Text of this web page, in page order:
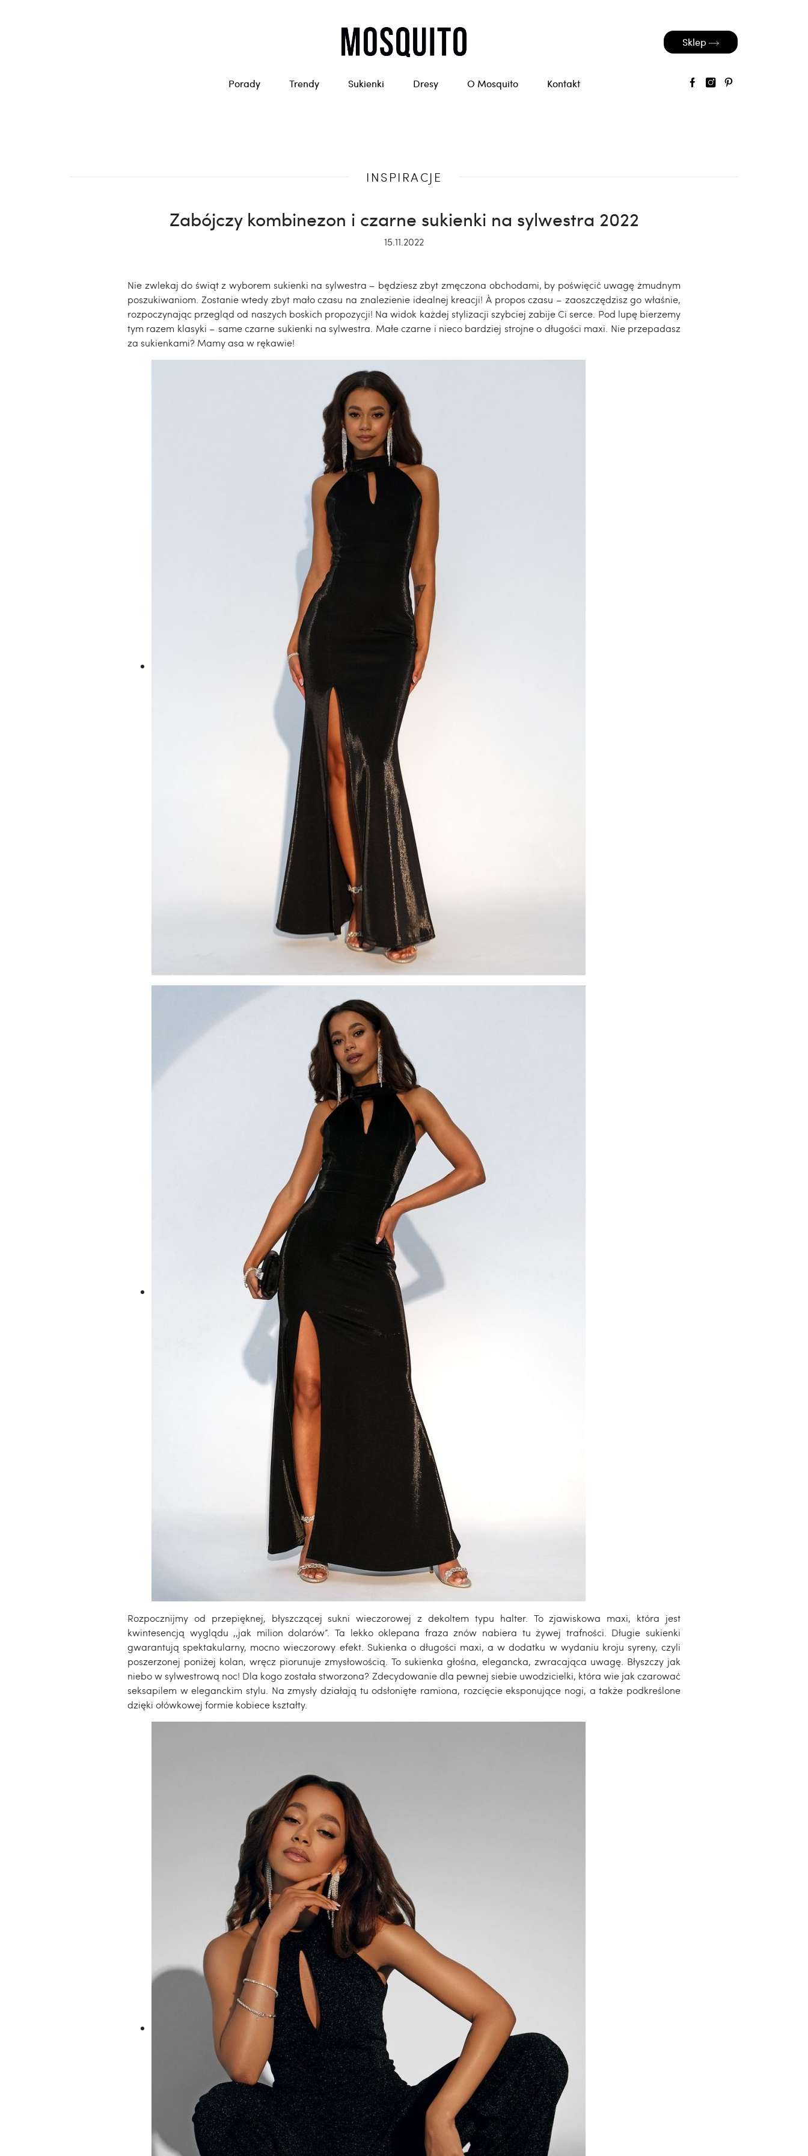
Sklep
Porady Trendy Sukienki Dresy O Mosquito Kontakt
INSPIRACJE
Zabójczy kombinezon i czarne sukienki na sylwestra 2022
15.11.2022
Nie zwlekaj do świąt z wyborem sukienki na sylwestra – będziesz zbyt zmęczona obchodami, by poświęcić uwagę żmudnym
poszukiwaniom. Zostanie wtedy zbyt mało czasu na znalezienie idealnej kreacji! À propos czasu – zaoszczędzisz go właśnie,
rozpoczynając przegląd od naszych boskich propozycji! Na widok każdej stylizacji szybciej zabije Ci serce. Pod lupę bierzemy
tym razem klasyki – same czarne sukienki na sylwestra. Małe czarne i nieco bardziej strojne o długości maxi. Nie przepadasz
za sukienkami? Mamy asa w rękawie!
Rozpocznijmy od przepięknej, błyszczącej sukni wieczorowej z dekoltem typu halter. To zjawiskowa maxi, która jest
kwintesencją wyglądu ,,jak milion dolarów”. Ta lekko oklepana fraza znów nabiera tu żywej trafności. Długie sukienki
gwarantują spektakularny, mocno wieczorowy efekt. Sukienka o długości maxi, a w dodatku w wydaniu kroju syreny, czyli
poszerzonej poniżej kolan, wręcz piorunuje zmysłowością. To sukienka głośna, elegancka, zwracająca uwagę. Błyszczy jak
niebo w sylwestrową noc! Dla kogo została stworzona? Zdecydowanie dla pewnej siebie uwodzicielki, która wie jak czarować
seksapilem w eleganckim stylu. Na zmysły działają tu odsłonięte ramiona, rozcięcie eksponujące nogi, a także podkreślone
dzięki ołówkowej formie kobiece kształty.